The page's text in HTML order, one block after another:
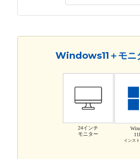
Windows11＋モニ
24インチ
モニター
インス